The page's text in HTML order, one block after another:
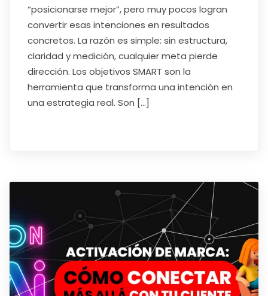
“posicionarse mejor”, pero muy pocos logran
convertir esas intenciones en resultados
concretos. La razón es simple: sin estructura,
claridad y medición, cualquier meta pierde
dirección. Los objetivos SMART son la
herramienta que transforma una intención en
una estrategia real. Son […]